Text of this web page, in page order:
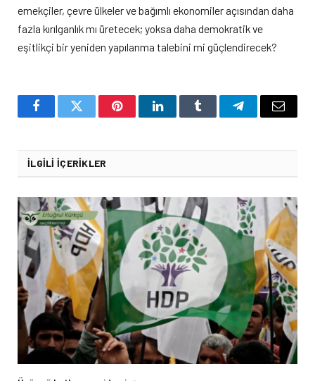
emekçiler, çevre ülkeler ve bağımlı ekonomiler açısından daha
fazla kırılganlık mı üretecek; yoksa daha demokratik ve
eşitlikçi bir yeniden yapılanma talebini mi güçlendirecek?
FacebookTwitter PinterestLinkedInTumblr TelegramEmail
İLGILI İÇERIKLER